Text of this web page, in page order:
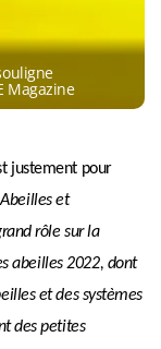
Magazine
justement pour
Abeilles et
rôle sur la
abeilles 2022, dont
et des systèmes
des petites